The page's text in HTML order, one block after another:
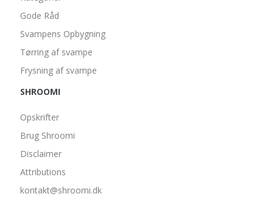
Gode Råd
Svampens Opbygning
Tørring af svampe
Frysning af svampe
SHROOMI
Opskrifter
Brug Shroomi
Disclaimer
Attributions
kontakt@shroomi.dk